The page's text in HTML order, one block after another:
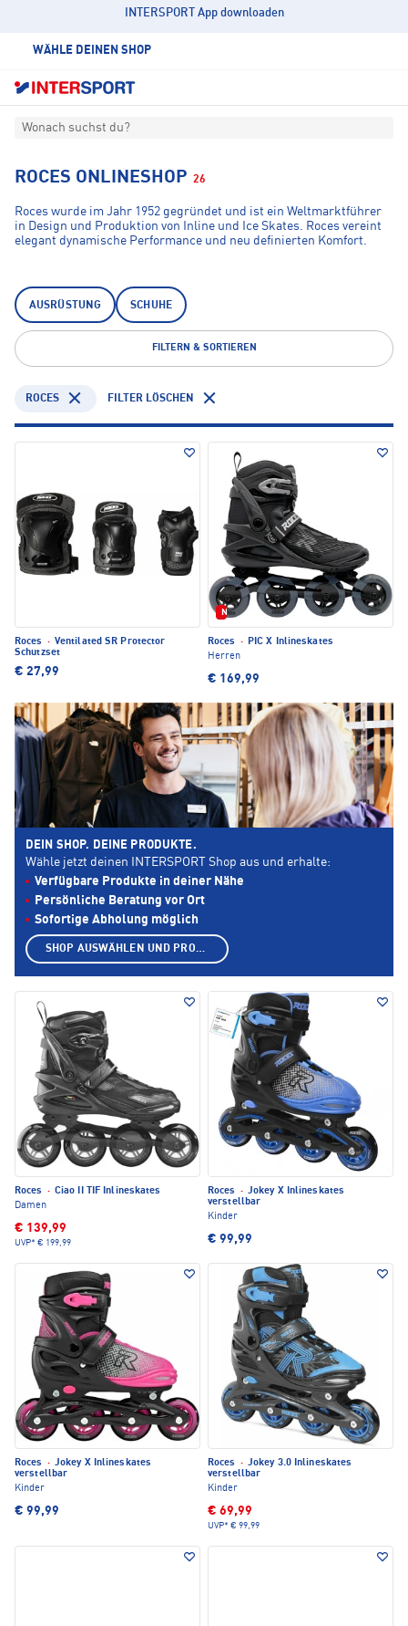
INTERSPORT App downloaden
WÄHLE DEINEN SHOP
Wonach suchst du?
ROCES ONLINESHOP 26
Roces wurde im Jahr 1952 gegründet und ist ein Weltmarktführer
in Design und Produktion von Inline und Ice Skates. Roces vereint
elegant dynamische Performance und neu definierten Komfort.
Anforderungen des Skaters entwickelt. Verwendet werden nur
beste Materialien und Komponenten. Roces vermittelt Sicherheit,
Verlässlichkeit, Komfort und Performance.
AUSRÜSTUNG SCHUHE
FILTERN & SORTIEREN
ROCES FILTER LÖSCHEN
Roces · Ventilated SR Protector
Schutzset
€ 27,99
Neu
Roces ·
PIC X Inlineskates
Herren
€ 169,99
Roces · Ciao II TIF Inlineskates
Damen
€ 139,99
UVP* € 199,99
Roces · Jokey X Inlineskates
verstellbar
Kinder
€ 99,99
Roces · Jokey X Inlineskates
verstellbar
Kinder
€ 99,99
Roces · Jokey 3.0 Inlineskates
verstellbar
Kinder
€ 69,99
UVP* € 99,99
DEIN SHOP. DEINE PRODUKTE.
Wähle jetzt deinen INTERSPORT Shop aus und erhalte:
Verfügbare Produkte in deiner Nähe
Persönliche Beratung vor Ort
Sofortige Abholung möglich
SHOP AUSWÄHLEN UND PRODUKTE ANZEIGEN